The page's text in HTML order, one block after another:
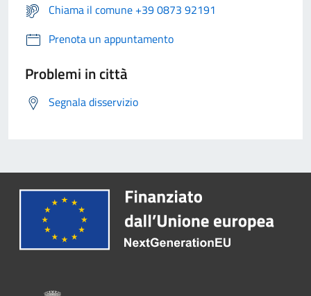
Chiama il comune +39 0873 92191
Prenota un appuntamento
Problemi in città
Segnala disservizio